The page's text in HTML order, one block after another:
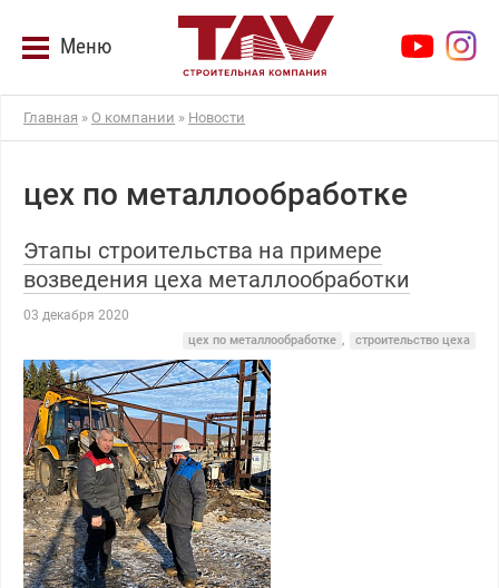
Меню
Главная » О компании » Новости
цех по металлообработке
Этапы строительства на примере
возведения цеха металлообработки
03 декабря 2020
цех по металлообработке , строительство цеха